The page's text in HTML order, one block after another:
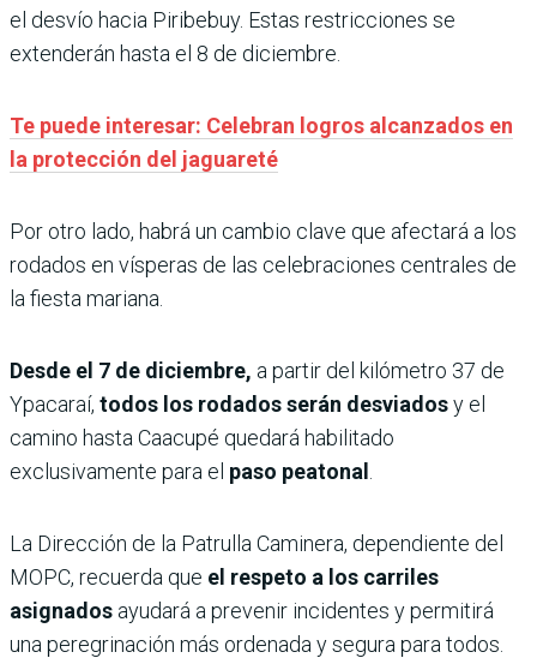
el desvío hacia Piribebuy. Estas restricciones se
extenderán hasta el 8 de diciembre.
Te puede interesar: Celebran logros alcanzados en
la protección del jaguareté
Por otro lado, habrá un cambio clave que afectará a los
rodados en vísperas de las celebraciones centrales de
la fiesta mariana.
Desde el 7 de diciembre, a partir del kilómetro 37 de
Ypacaraí, todos los rodados serán desviadosy el
camino hasta Caacupé quedará habilitado
exclusivamente para el paso peatonal
La Dirección de la Patrulla Caminera, dependiente del
MOPC, recuerda que el respeto a los carriles
asignados ayudará a prevenir incidentes y permitirá
una peregrinación más ordenada y segura para todos.